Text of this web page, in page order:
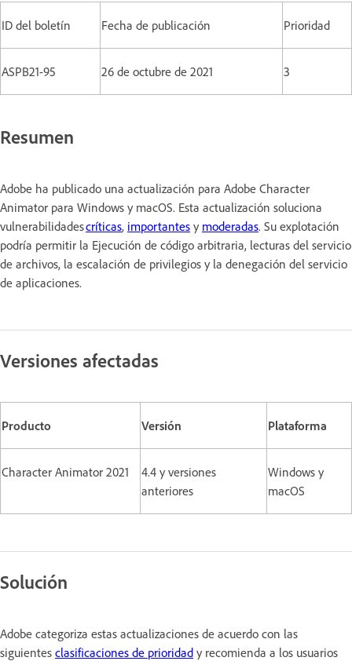
ID del boletín Fecha de publicación Prioridad
ASPB21-95 26 de octubre de 2021 3
Resumen
Adobe ha publicado una actualización para Adobe Character
Animator para Windows y macOS. Esta actualización soluciona
vulnerabilidadescríticas, importantes y moderadas. Su explotación
podría permitir la Ejecución de código arbitraria, lecturas del servicio
de archivos, la escalación de privilegios y la denegación del servicio
de aplicaciones.
Versiones afectadas
Producto Versión Plataforma
Character Animator 2021
4.4 y versiones
anteriores
Windows y
macOS
Solución
Adobe categoriza estas actualizaciones de acuerdo con las
siguientes clasificaciones de prioridad y recomienda a los usuarios